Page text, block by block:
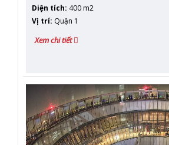
Diện tích: 400 m2
Vị trí: Quận 1
Xem chi tiết